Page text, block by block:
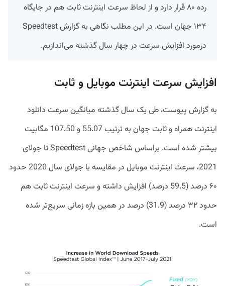
رده ۸۰ قرار دارد و از لحاظ سرعت اینترنت ثابت هم در جایگاه
۱۳۴ جهان است. در این مطلب نگاهی به گزارش Speedtest
درمورد افزایش سرعت در چهار سال گذشته می‌اندازیم.
افزایش سرعت اینترنت موبایل و ثابت
به گزارش پیوست، طی یک سال گذشته میانگین سرعت دانلود
اینترنت همراه و ثابت جهان به ترتیب 55.07 و 107.50 مگابیت
بیشتر شده است. براساس شاخص جهانی Speedtest تا جولای
2021، سرعت اینترنت موبایل در مقایسه با جولای سال 2020 حدود
۶۰ درصد (59.5 درصد) افزایش داشته و سرعت اینترنت ثابت هم
حدود ۳۲ درصد (31.9) درصد در همین بازه زمانی سریع‌تر شده
است.